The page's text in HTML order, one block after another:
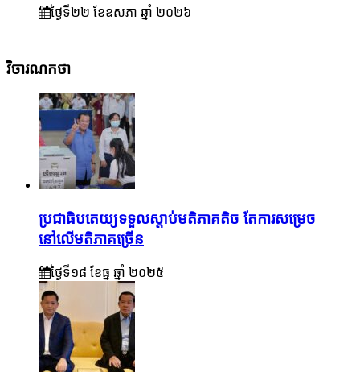
ថ្ងៃទី២២ ខែ​ឧសភា ឆ្នាំ ២០២៦
វិចារណកថា
ប្រជាធិបតេយ្យទទួលស្តាប់មតិភាគតិច តែការសម្រេច
នៅលើមតិភាគច្រើន
ថ្ងៃទី១៨ ខែ​ធ្នូ ឆ្នាំ ២០២៥